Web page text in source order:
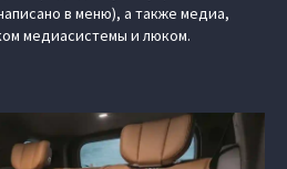
в меню), а также медиа,
медиасистемы и люком.